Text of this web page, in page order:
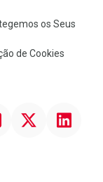
os Seus
de Cookies
Linkedin